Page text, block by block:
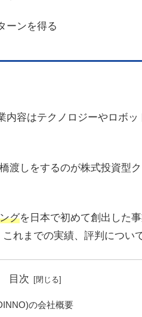
ーンを得る
容はテクノロジーやロボ
渡しをするのが株式投資型
グを日本で初めて創出した事
れまでの実績、評判につい
目次
の会社概要